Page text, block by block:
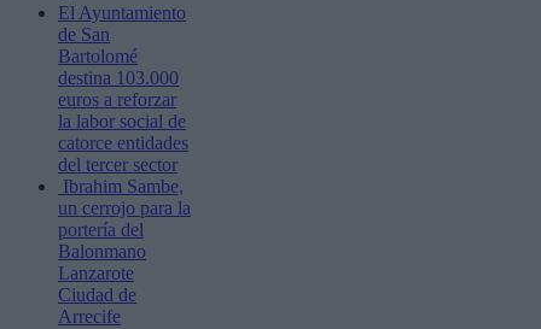
El Ayuntamiento
de San
Bartolomé
destina 103.000
euros a reforzar
la labor social de
catorce entidades
del tercer sector
Ibrahim Sambe,
un cerrojo para la
portería del
Balonmano
Lanzarote
Ciudad de
Arrecife